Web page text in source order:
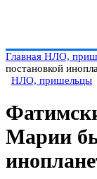
Главная НЛО,
постановкой
НЛО, пришельцы
Марии